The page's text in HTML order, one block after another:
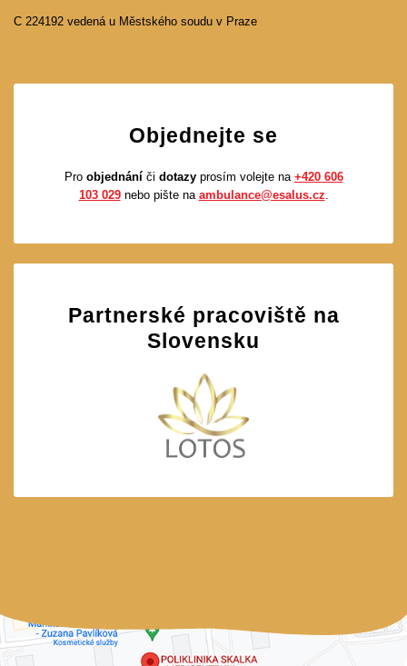
C 224192 vedená u Městského soudu v Praze
Objednejte se
Pro objednáníči dotazyprosím volejte na +420 606
103 029nebo pište na ambulance@esalus.cz.
Partnerské pracoviště na
Slovensku